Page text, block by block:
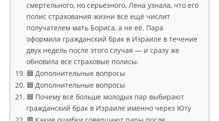
смертельного, но серьёзного, Лена узнала, что его
полис страхования жизни всё ещё числит
получателем мать Бориса, а не её. Пара
оформила гражданский брак в Израиле в течение
двух недель после этого случая — и сразу же
обновила все страховые полисы.
🟦 Дополнительные вопросы
🟦 Дополнительные вопросы
🟦 Почему всё больше молодых пар выбирают
гражданский брак в Израиле именно через Юту